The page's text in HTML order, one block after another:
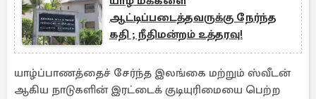
ஆட்டிப்படைத்தவருக்கு நேர்ந்த
கதி ; நீதிமன்றம் உத்தரவு!
யாழ்ப்பாணத்தைச் சேர்ந்த இலங்கை மற்றும் ஸ்வீடன்
ஆகிய நாடுகளின் இரட்டைக் குடியுரிமையை பெற்ற